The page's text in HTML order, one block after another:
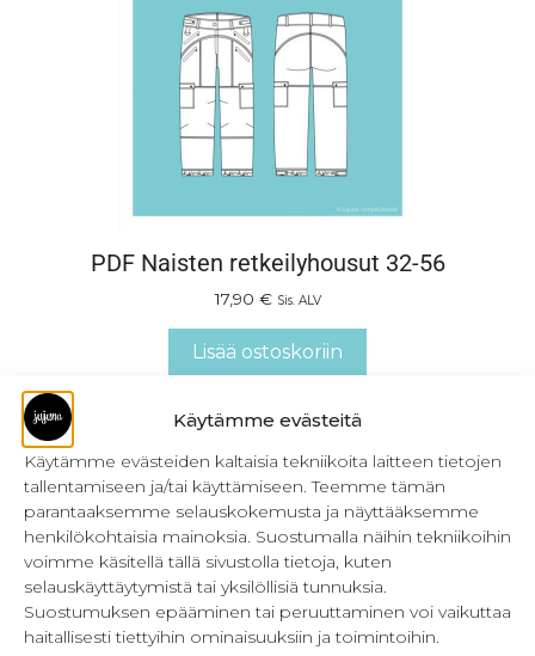
Käytämme evästeitä
Käytämme evästeiden kaltaisia tekniikoita laitteen tietojen
tallentamiseen ja/tai käyttämiseen. Teemme tämän
parantaaksemme selauskokemusta ja näyttääksemme
henkilökohtaisia mainoksia. Suostumalla näihin tekniikoihin
voimme käsitellä tällä sivustolla tietoja, kuten
selauskäyttäytymistä tai yksilöllisiä tunnuksia.
Suostumuksen epääminen tai peruuttaminen voi vaikuttaa
haitallisesti tiettyihin ominaisuuksiin ja toimintoihin.
PDF Naisten retkeilyhousut 32-56
17,90 € Sis. ALV
Lisää ostoskoriin